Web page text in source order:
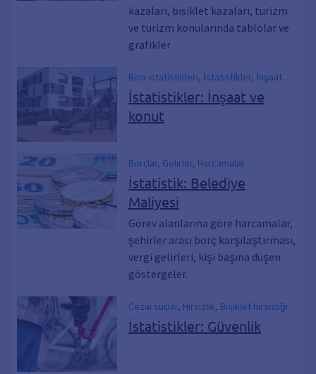
kazaları, bisiklet kazaları, turizm
ve turizm konularında tablolar ve
grafikler
Bina istatistikleri, İstatistikler, İnşaat
izinleri, Tamamlanan binalar, Sosyal
konutlar
İstatistikler: İnşaat ve
konut
Borçlar, Gelirler, Harcamalar
İstatistik: Belediye
Maliyesi
Görev alanlarına göre harcamalar,
şehirler arası borç karşılaştırması,
vergi gelirleri, kişi başına düşen
göstergeler.
Cezai suçlar, Hırsızlık, Bisiklet hırsızlığı
İstatistikler: Güvenlik